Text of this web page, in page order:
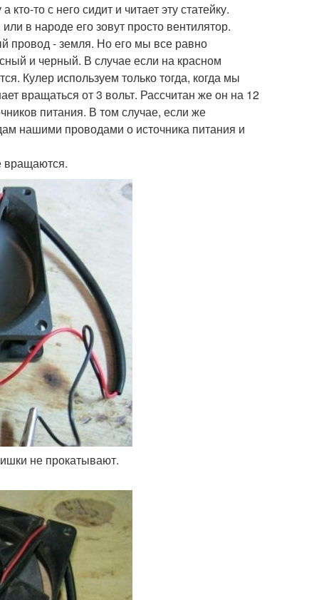
то с него сидит и читает эту статейку.
в народе его зовут просто вентилятор.
провод - земля. Но его мы все равно
и черный. В случае если на красном
Кулер используем только тогда, когда мы
вращаться от 3 вольт. Рассчитан же он на 12
питания. В том случае, если же
нашими проводами о источника питания и
вращаются.
не прокатывают.